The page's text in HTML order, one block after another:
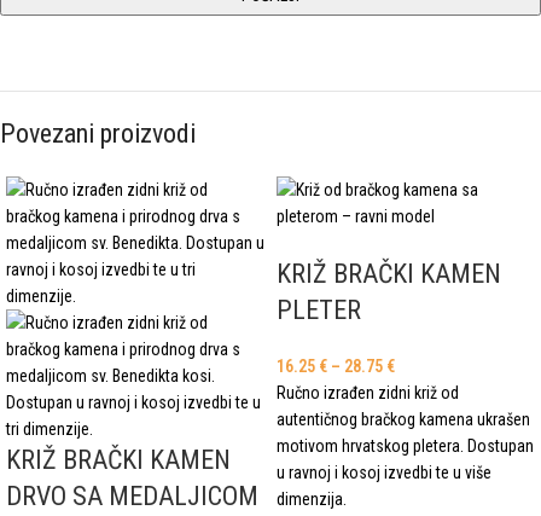
Povezani proizvodi
KRIŽ BRAČKI KAMEN
DRVO SA MEDALJICOM
KRIŽ BRAČKI KAMEN
PLETER
16.25 € – 28.75 €
Ručno izrađen zidni križ od
autentičnog bračkog kamena ukrašen
motivom hrvatskog pletera. Dostupan
u ravnoj i kosoj izvedbi te u više
dimenzija.